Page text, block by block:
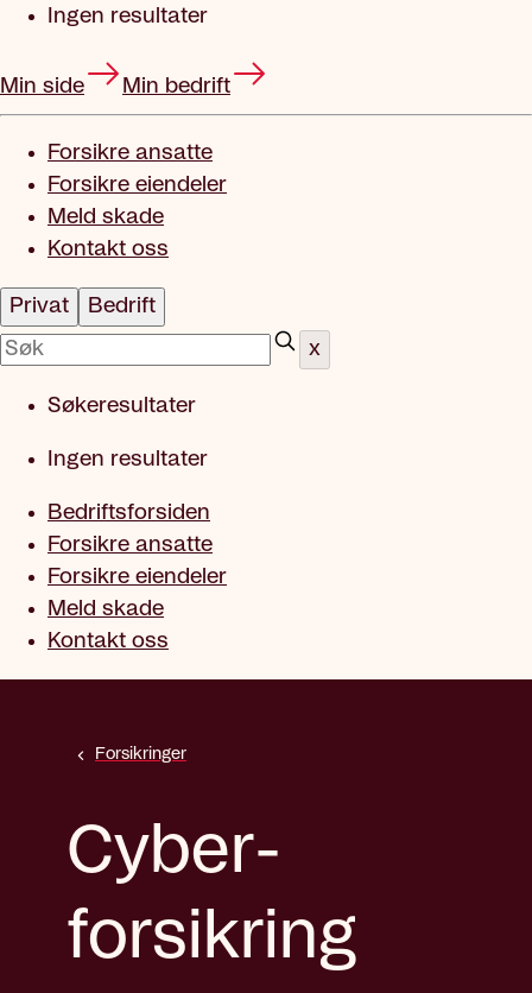
Ingen resultater
Min side Min bedrift
Forsikre ansatte
Forsikre eiendeler
Meld skade
Kontakt oss
Privat
Bedrift
x
Søkeresultater
Ingen resultater
Bedriftsforsiden
Forsikre ansatte
Forsikre eiendeler
Meld skade
Kontakt oss
Forsikringer
Cyber­
forsikring